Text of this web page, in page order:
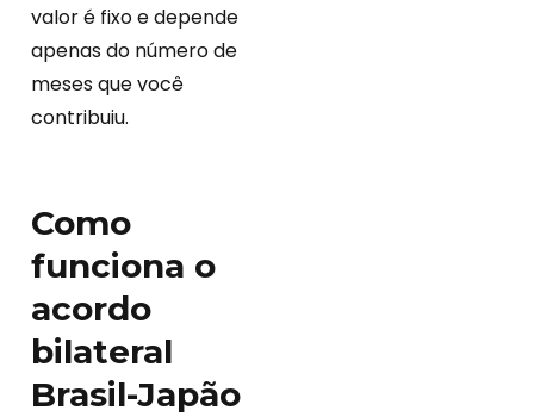
valor é fixo e depende
apenas do número de
meses que você
contribuiu.
Como
funciona o
acordo
bilateral
Brasil-Japão